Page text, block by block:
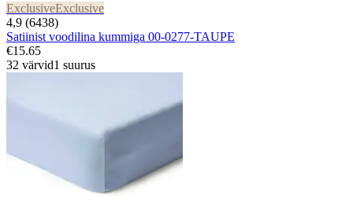
ExclusiveExclusive
4,9 (6438)
Satiinist voodilina kummiga 00-0277-TAUPE
€15.65
32 värvid1 suurus